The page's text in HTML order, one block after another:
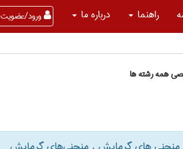
راهنما درباره ما ورود/عضویت
همه رشته ها